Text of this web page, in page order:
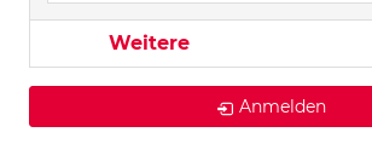
Weitere
Anmelden